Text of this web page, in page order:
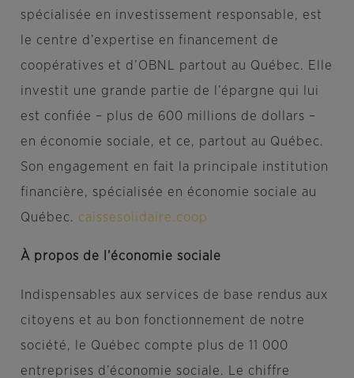
spécialisée en investissement responsable, est
le centre d’expertise en financement de
coopératives et d’OBNL partout au Québec. Elle
investit une grande partie de l’épargne qui lui
est confiée – plus de 600 millions de dollars –
en économie sociale, et ce, partout au Québec.
Son engagement en fait la principale institution
financière, spécialisée en économie sociale au
Québec. caissesolidaire.coop
À propos de l’économie sociale
Indispensables aux services de base rendus aux
citoyens et au bon fonctionnement de notre
société, le Québec compte plus de 11 000
entreprises d’économie sociale. Le chiffre